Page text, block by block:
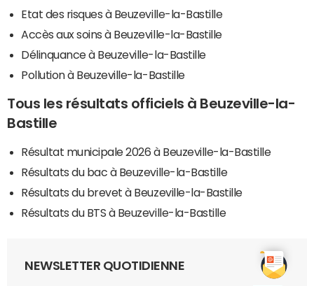
Etat des risques à Beuzeville-la-Bastille
Accès aux soins à Beuzeville-la-Bastille
Délinquance à Beuzeville-la-Bastille
Pollution à Beuzeville-la-Bastille
Tous les résultats officiels à Beuzeville-la-
Bastille
Résultat municipale 2026 à Beuzeville-la-Bastille
Résultats du bac à Beuzeville-la-Bastille
Résultats du brevet à Beuzeville-la-Bastille
Résultats du BTS à Beuzeville-la-Bastille
NEWSLETTER QUOTIDIENNE